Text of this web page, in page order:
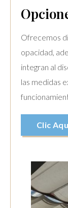
Ofrecemos
opacidad,
integran al
las medidas
Clic